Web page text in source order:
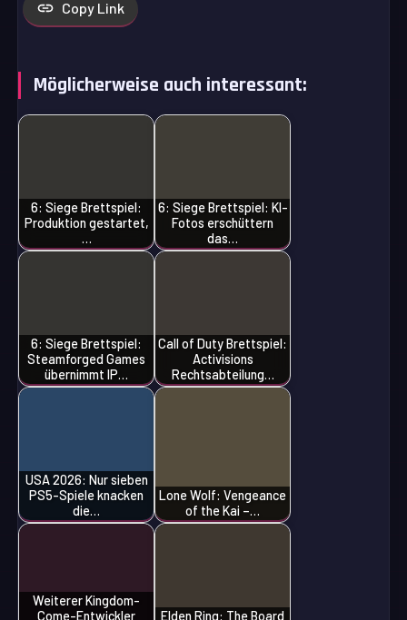
Copy Link
Möglicherweise auch interessant:
6: Siege Brettspiel:
Produktion gestartet,
…
6: Siege Brettspiel: KI-
Fotos erschüttern
das…
6: Siege Brettspiel:
Steamforged Games
übernimmt IP…
Call of Duty Brettspiel:
Activisions
Rechtsabteilung…
USA 2026: Nur sieben
PS5-Spiele knacken
die…
Lone Wolf: Vengeance
of the Kai –…
Weiterer Kingdom-
Come-Entwickler
Elden Ring: The Board